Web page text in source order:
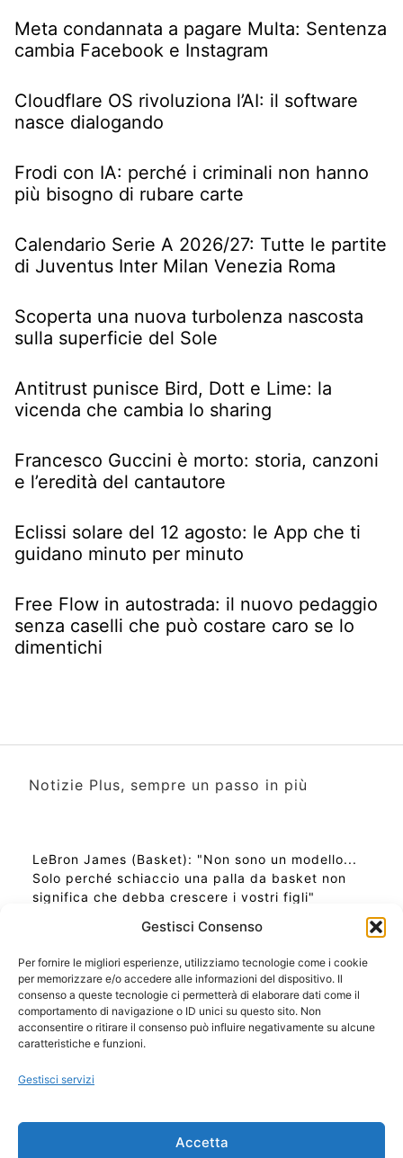
Gestisci Consenso
Per fornire le migliori esperienze, utilizziamo tecnologie come i cookie
per memorizzare e/o accedere alle informazioni del dispositivo. Il
consenso a queste tecnologie ci permetterà di elaborare dati come il
comportamento di navigazione o ID unici su questo sito. Non
acconsentire o ritirare il consenso può influire negativamente su alcune
caratteristiche e funzioni.
Gestisci servizi
Accetta
Meta condannata a pagare Multa: Sentenza
cambia Facebook e Instagram
Cloudflare OS rivoluziona l’AI: il software
nasce dialogando
Frodi con IA: perché i criminali non hanno
più bisogno di rubare carte
Calendario Serie A 2026/27: Tutte le partite
di Juventus Inter Milan Venezia Roma
Scoperta una nuova turbolenza nascosta
sulla superficie del Sole
Antitrust punisce Bird, Dott e Lime: la
vicenda che cambia lo sharing
Francesco Guccini è morto: storia, canzoni
e l’eredità del cantautore
Eclissi solare del 12 agosto: le App che ti
guidano minuto per minuto
Free Flow in autostrada: il nuovo pedaggio
senza caselli che può costare caro se lo
dimentichi
Notizie Plus, sempre un passo in più
LeBron James (Basket): "Non sono un modello...
Solo perché schiaccio una palla da basket non
significa che debba crescere i vostri figli"
Ora Esatta in Italia in questo momento
Ti Senti Strano Ultimamente? Potrebbe Essere per
la Risonanza di Schumann
Come Sapere Se Stai Ascendendo alla Quinta
Copyright 2026 NotiziePlus.com